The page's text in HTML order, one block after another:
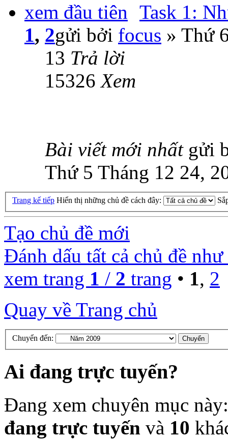
Task 1:
1, 2gửi bởi focus » Thứ
13 Trả lời
15326Xem
Bài viết mới nhất gửi
Thứ 5 Tháng 12 24,
Trang kế tiếp Hiển thị những chủ đề cách đây:
Tạo chủ đề mới
Đánh dấu tất cả chủ đề
xem trang 1 / 2 trang • 1, 2
Quay về Trang chủ
Chuyển đến:
Ai đang trực tuyến?
Đang xem chuyên mục
đang trực tuyến và 10